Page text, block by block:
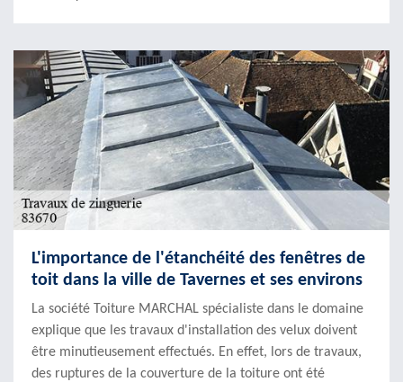
L'importance de l'étanchéité des fenêtres de
toit dans la ville de Tavernes et ses environs
La société Toiture MARCHAL spécialiste dans le domaine
explique que les travaux d'installation des velux doivent
être minutieusement effectués. En effet, lors de travaux,
des ruptures de la couverture de la toiture ont été